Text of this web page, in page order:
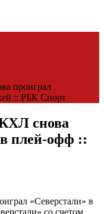
проиграл
:: РБК Спорт
снова
плей-офф ::
«Северстали» в